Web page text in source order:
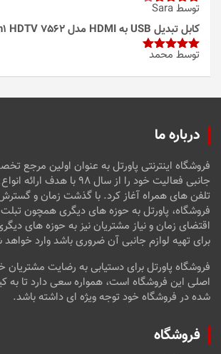
امتیاز4
از 5
توسط Sara
کابل تبدیل USB به HDMI مدل 3in1 HDTV 7562
امتیاز5از
توسط محمد
درباره ما
فروشگاه اینترنتی پاورتل به عنوان اولین مرجع
جانبی فعالیت خود را از سال ۹۸ با
تلفن های همراه آغاز کرد. با گذشت زمان و
فروشگاه، پاورتل به حوزه های دیگری همچون
اقتضای زمان و نیاز مشتریان نیز به حوزه های
برای تهیه لوازم جانبی آن ضروری باشد وارد
فروشگاه پاورتل برای دستیابی به رضایت
اصلی این فروشگاه است، همواره سعی دارد تا به
شده در فروشگاه خود توجه ویژه ای داشته باشد.
فروشگاه